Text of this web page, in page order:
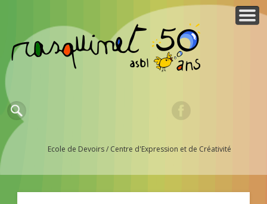
Ecole de Devoirs / Centre d'Expression et de Créativité
ESPACE MEMBRES
QUI SOMMES-NOUS ?